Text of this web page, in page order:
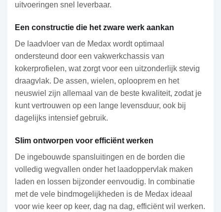
uitvoeringen snel leverbaar.
Een constructie die het zware werk aankan
De laadvloer van de Medax wordt optimaal
ondersteund door een vakwerkchassis van
kokerprofielen, wat zorgt voor een uitzonderlijk stevig
draagvlak. De assen, wielen, oplooprem en het
neuswiel zijn allemaal van de beste kwaliteit, zodat je
kunt vertrouwen op een lange levensduur, ook bij
dagelijks intensief gebruik.
Slim ontworpen voor efficiënt werken
De ingebouwde spansluitingen en de borden die
volledig wegvallen onder het laadoppervlak maken
laden en lossen bijzonder eenvoudig. In combinatie
met de vele bindmogelijkheden is de Medax ideaal
voor wie keer op keer, dag na dag, efficiënt wil werken.